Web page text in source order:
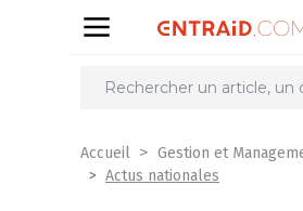
Partager
Accueil
Gestion et
Actus nationales